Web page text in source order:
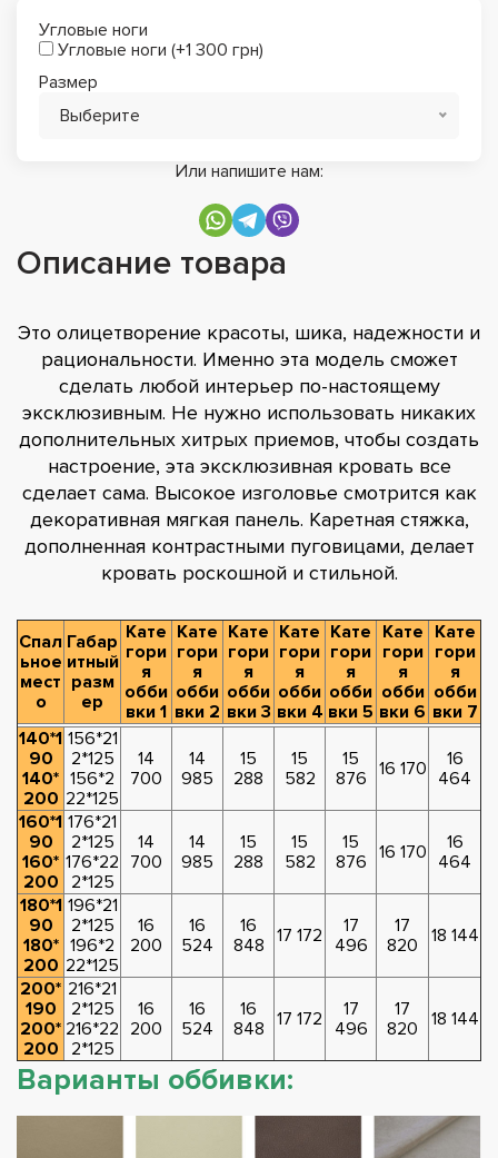
Угловые ноги
Угловые ноги (+1 300 грн)
Размер
Выберите
Или напишите нам:
Описание товара
Это олицетворение красоты, шика, надежности и
рациональности. Именно эта модель сможет
сделать любой интерьер по-настоящему
эксклюзивным. Не нужно использовать никаких
дополнительных хитрых приемов, чтобы создать
настроение, эта эксклюзивная кровать все
сделает сама. Высокое изголовье смотрится как
декоративная мягкая панель. Каретная стяжка,
дополненная контрастными пуговицами, делает
кровать роскошной и стильной.
Спал
ьное
мест
о
Габар
итный
разм
ер
Кате
гори
я
обби
вки 1
Кате
гори
я
обби
вки 2
Кате
гори
я
обби
вки 3
Кате
гори
я
обби
вки 4
Кате
гори
я
обби
вки 5
Кате
гори
я
обби
вки 6
Кате
гори
я
обби
вки 7
140*1
90
140*
200
156*21
2*125
156*2
22*125
14
700
14
985
15
288
15
582
15
876 16 170
16
464
160*1
90
160*
200
176*21
2*125
176*22
2*125
14
700
14
985
15
288
15
582
15
876 16 170
16
464
180*1
90
180*
200
196*21
2*125
196*2
22*125
16
200
16
524
16
848 17 172
17
496
17
820
18 144
200*
190
200*
200
216*21
2*125
216*22
2*125
16
200
16
524
16
848 17 172
17
496
17
820
18 144
Варианты оббивки: